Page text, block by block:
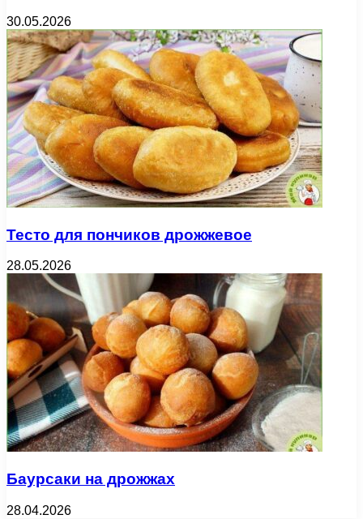
30.05.2026
Тесто для пончиков дрожжевое
28.05.2026
Баурсаки на дрожжах
28.04.2026